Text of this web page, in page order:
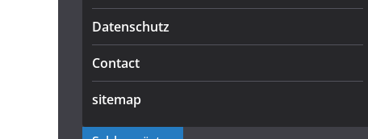
Datenschutz
Contact
sitemap